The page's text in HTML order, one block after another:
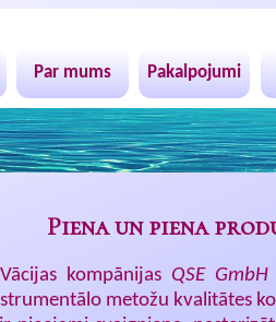
Par mums Pakalpojumi
Piena un piena
kompānijas QSE GmbH
metožu kvalitātes